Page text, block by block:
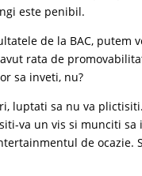
este penibil.
de la BAC, putem
rata de
sa inveti, nu?
luptati sa nu va
va un vis si munciti
de ocazie.